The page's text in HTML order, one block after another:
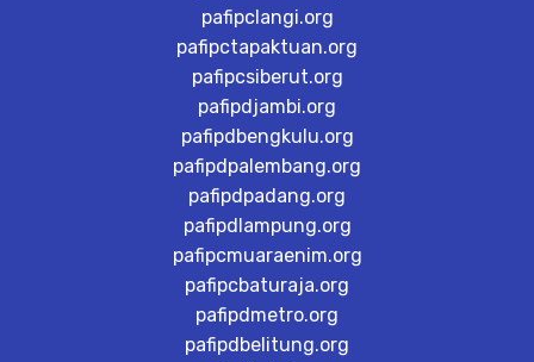
pafipclangi.org
pafipctapaktuan.org
pafipcsiberut.org
pafipdjambi.org
pafipdbengkulu.org
pafipdpalembang.org
pafipdpadang.org
pafipdlampung.org
pafipcmuaraenim.org
pafipcbaturaja.org
pafipdmetro.org
pafipdbelitung.org